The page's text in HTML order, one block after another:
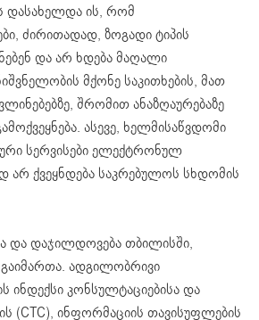
დასახელდა ის, რომ
ძირითადად, ზოგადი ტიპის
და არ ხდება მაღალი
მქონე საკითხების, მათ
შრომით ანაზღაურებაზე
ასევე, ხელმისაწვდომი
სერვისები ელექტრონულ
არ ქვეყნდება საკრებულოს სხდომის
და დაჯილდოვება თბილისში,
გაიმართა. ადგილობრივი
კონსულტაციებისა და
(CTC), ინფორმაციის თავისუფლების